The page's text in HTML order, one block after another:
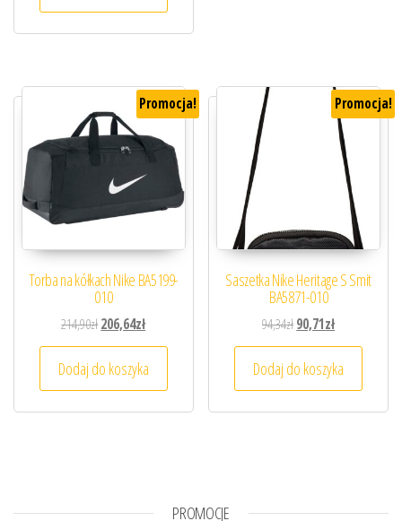
Promocja!
Torba na kółkach Nike BA5199-
010
214,90złPierwotna cena wynosiła: 214,90zł.
206,64złAktualna cena wynosi: 206,64zł.
Dodaj do koszyka
Promocja!
Saszetka Nike Heritage S Smit
BA5871-010
94,34złPierwotna cena
90,71złAktualna cena
Dodaj do koszyka
PROMOCJE